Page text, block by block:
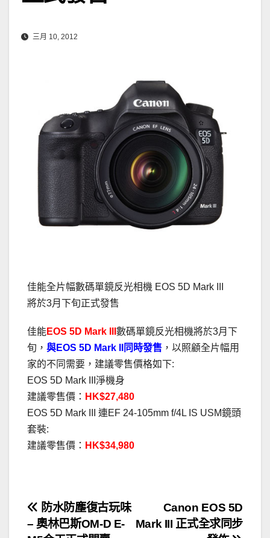
三月 10, 2012
佳能全片幅數碼單鏡反光相機 EOS 5D Mark III
將於3月下旬正式發售
佳能EOS 5D Mark III 數碼單鏡反光相機將於3月下
旬， 與EOS 5D Mark II同時發售 ，以照顧全片幅用
家的不同需要，建議零售價格如下:
EOS 5D Mark III淨機身
建議零售價： HK$27,480
EOS 5D Mark III 連EF 24-105mm f/4L IS USM鏡頭
套裝:
建議零售價： HK$34,980
文
Canon EOS 5D
Mark III 正式全求同步
防水防塵復古玩味
– 奧林巴斯OM-D E-